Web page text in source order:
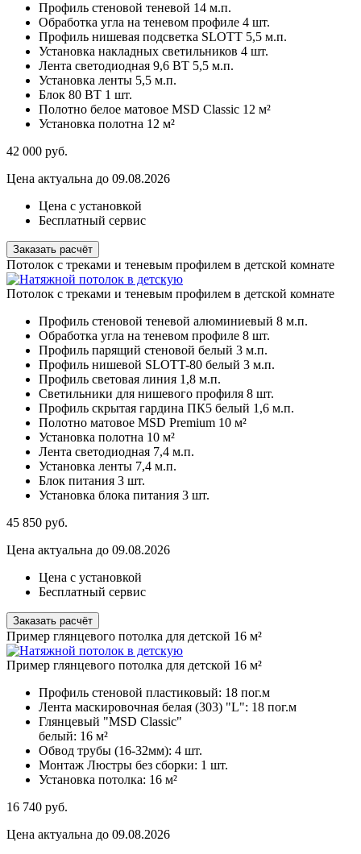
Профиль стеновой теневой 14 м.п.
Обработка угла на теневом профиле 4 шт.
Профиль нишевая подсветка SLOTT 5,5 м.п.
Установка накладных светильников 4 шт.
Лента светодиодная 9,6 ВТ 5,5 м.п.
Установка ленты 5,5 м.п.
Блок 80 ВТ 1 шт.
Полотно белое матовое MSD Classic 12 м²
Установка полотна 12 м²
42 000 руб.
Цена актуальна до 09.08.2026
Цена с установкой
Бесплатный сервис
Заказать расчёт
Потолок с треками и теневым профилем в детской комнатe
Потолок с треками и теневым профилем в детской комнатe
Профиль стеновой теневой алюминиевый 8 м.п.
Обработка угла на теневом профиле 8 шт.
Профиль парящий стеновой белый 3 м.п.
Профиль нишевой SLOTT-80 белый 3 м.п.
Профиль световая линия 1,8 м.п.
Светильники для нишевого профиля 8 шт.
Профиль скрытая гардина ПК5 белый 1,6 м.п.
Полотно матовое MSD Premium 10 м²
Установка полотна 10 м²
Лента светодиодная 7,4 м.п.
Установка ленты 7,4 м.п.
Блок питания 3 шт.
Установка блока питания 3 шт.
45 850 руб.
Цена актуальна до 09.08.2026
Цена с установкой
Бесплатный сервис
Заказать расчёт
Пример глянцевого потолка для детской 16 м²
Пример глянцевого потолка для детской 16 м²
Профиль стеновой пластиковый: 18 пог.м
Лента маскировочная белая (303) "L": 18 пог.м
Глянцевый "MSD Classic"
белый: 16 м²
Обвод трубы (16-32мм): 4 шт.
Монтаж Люстры без сборки: 1 шт.
Установка потолка: 16 м²
16 740 руб.
Цена актуальна до 09.08.2026